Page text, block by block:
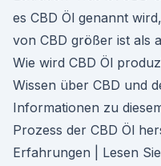
es CBD Öl genannt
von CBD größer ist als
Wie wird CBD Öl
Wissen über CBD und
Informationen zu
Prozess der CBD Öl
Erfahrungen | Lesen